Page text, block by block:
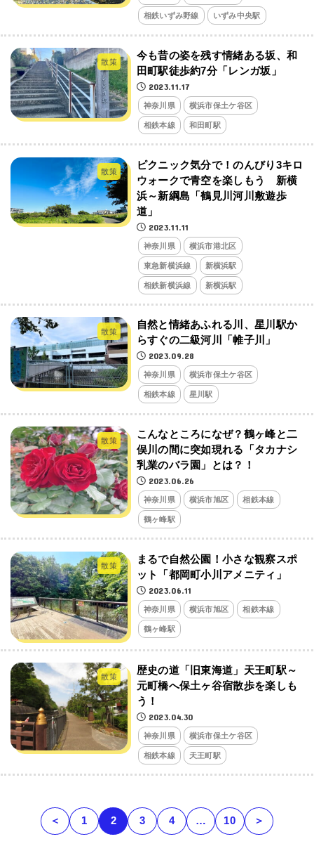
相鉄いずみ野線 いずみ中央駅
散策
今も昔の姿を残す情緒ある坂、和
田町駅徒歩約7分「レンガ坂」
2023.11.17
神奈川県 横浜市保土ケ谷区
相鉄本線 和田町駅
散策
ピクニック気分で！のんびり3キロ
ウォークで青空を楽しもう 新横
浜～新綱島「鶴見川河川敷遊歩
道」
2023.11.11
神奈川県 横浜市港北区
東急新横浜線 新横浜駅
相鉄新横浜線 新横浜駅
散策
自然と情緒あふれる川、星川駅か
らすぐの二級河川「帷子川」
2023.09.28
神奈川県 横浜市保土ケ谷区
相鉄本線 星川駅
散策
こんなところになぜ？鶴ヶ峰と二
俣川の間に突如現れる「タカナシ
乳業のバラ園」とは？！
2023.06.26
神奈川県 横浜市旭区 相鉄本線
鶴ヶ峰駅
散策
まるで自然公園！小さな観察スポ
ット「都岡町小川アメニティ」
2023.06.11
神奈川県 横浜市旭区 相鉄本線
鶴ヶ峰駅
散策
歴史の道「旧東海道」天王町駅～
元町橋へ保土ヶ谷宿散歩を楽しも
う！
2023.04.30
神奈川県 横浜市保土ケ谷区
相鉄本線 天王町駅
＜ 1 2 3 4 … 10 ＞